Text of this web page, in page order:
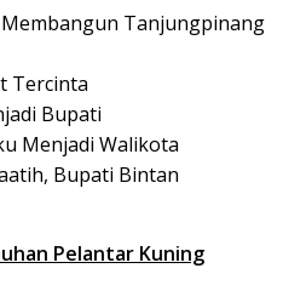
Tanjungpinang
Tercinta
Bupati
Menjadi Walikota
Bupati Bintan
Pelantar Kuning